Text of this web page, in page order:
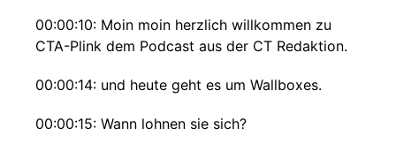
00:00:10: Moin moin herzlich willkommen zu
CTA-Plink dem Podcast aus der CT Redaktion.
00:00:14: und heute geht es um Wallboxes.
00:00:15: Wann lohnen sie sich?